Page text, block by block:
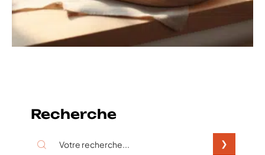
Recherche